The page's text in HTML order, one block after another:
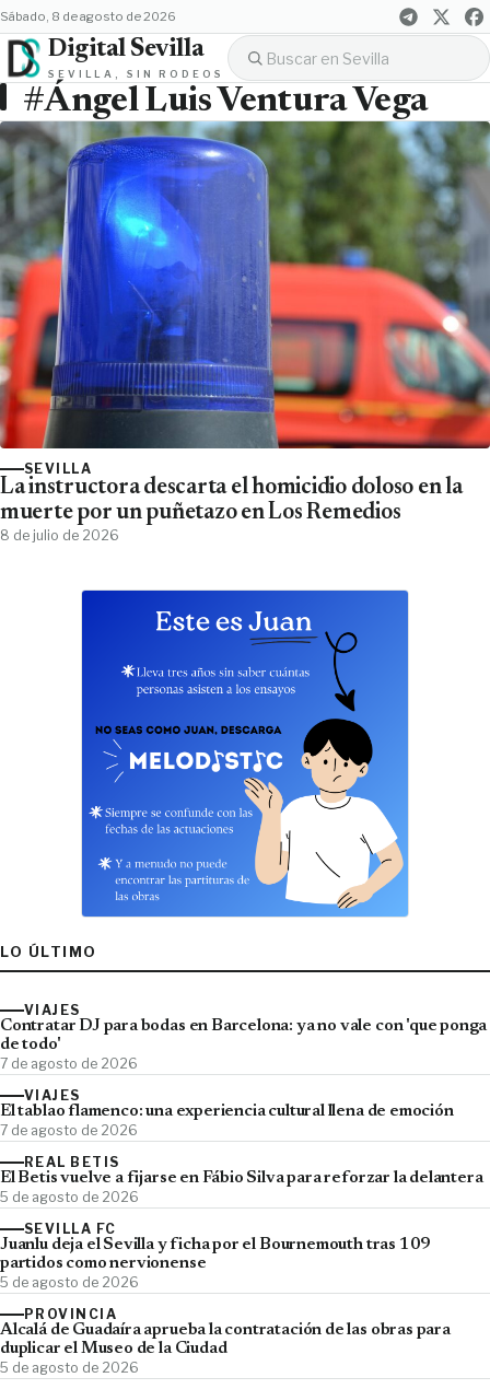
sábado, 8 de agosto de 2026
Digital Sevilla
SEVILLA, SIN RODEOS
#Ángel Luis Ventura Vega
SEVILLA
La instructora descarta el homicidio doloso en la
muerte por un puñetazo en Los Remedios
8 de julio de 2026
LO ÚLTIMO
VIAJES
Contratar DJ para bodas en Barcelona: ya no vale con 'que ponga
de todo'
7 de agosto de 2026
VIAJES
El tablao flamenco: una experiencia cultural llena de emoción
7 de agosto de 2026
REAL BETIS
El Betis vuelve a fijarse en Fábio Silva para reforzar la delantera
5 de agosto de 2026
SEVILLA FC
Juanlu deja el Sevilla y ficha por el Bournemouth tras 109
partidos como nervionense
5 de agosto de 2026
PROVINCIA
Alcalá de Guadaíra aprueba la contratación de las obras para
duplicar el Museo de la Ciudad
5 de agosto de 2026